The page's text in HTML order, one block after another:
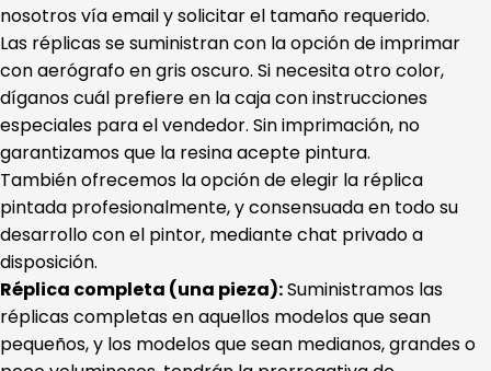
nosotros vía email y solicitar el tamaño requerido.
Las réplicas se suministran con la opción de imprimar
con aerógrafo en gris oscuro. Si necesita otro color,
díganos cuál prefiere en la caja con instrucciones
especiales para el vendedor. Sin imprimación, no
garantizamos que la resina acepte pintura.
También ofrecemos la opción de elegir la réplica
pintada profesionalmente, y consensuada en todo su
desarrollo con el pintor, mediante chat privado a
disposición.
Réplica completa (una pieza):Suministramos las
réplicas completas en aquellos modelos que sean
pequeños, y los modelos que sean medianos, grandes o